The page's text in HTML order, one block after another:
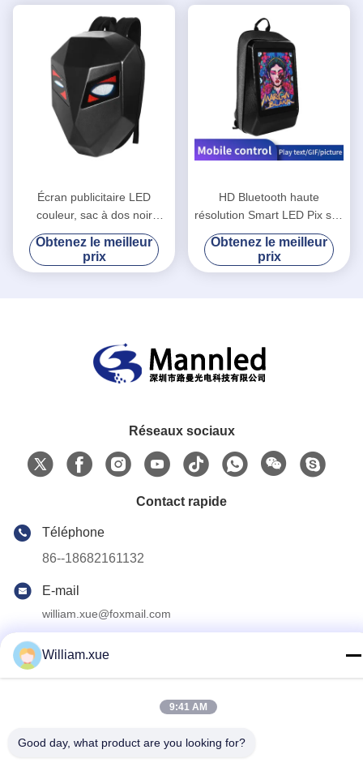
Écran publicitaire LED
couleur, sac à dos noir
48x48 mm avec écran LED
Obtenez le meilleur
prix
HD Bluetooth haute
résolution Smart LED Pix sac
à dos
Obtenez le meilleur
prix
Réseaux sociaux
Contact rapide
Téléphone
86--18682161132
E-mail
william.xue@foxmail.com
Hongfa Jiatli, communauté Tangtou, rue Shiyan, quartier
politique de confidentialité| Plan du site
William.xue
9:41 AM
Good day, what product are you looking for?